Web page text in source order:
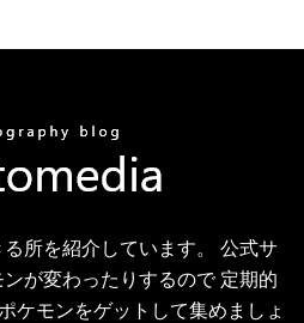
所を紹介しています。 公式サ
が変わったりするので 定期的
ケモンをゲットして集めましょ